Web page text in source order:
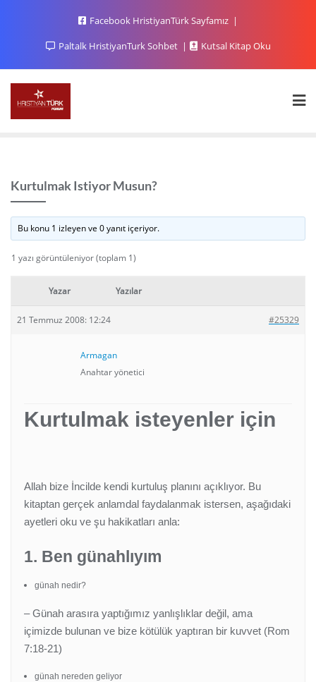
Facebook HristiyanTürk Sayfamız
Paltalk HristiyanTurk Sohbet
Kutsal Kitap Oku
Kurtulmak Istiyor Musun?
Bu konu 1 izleyen ve 0 yanıt içeriyor.
1 yazı görüntüleniyor (toplam 1)
Yazar Yazılar
21 Temmuz 2008: 12:24 #25329
Armagan
Anahtar yönetici
Kurtulmak isteyenler için
Allah bize İncilde kendi kurtuluş planını açıklıyor. Bu
kitaptan gerçek anlamdal faydalanmak istersen, aşağıdaki
ayetleri oku ve şu hakikatları anla:
1. Ben günahlıyım
günah nedir?
–Günah arasıra yaptığımız yanlışlıklar değil, ama
içimizde bulunan ve bize kötülük yaptıran bir kuvvet (Rom
7:18-21)
günah nereden geliyor